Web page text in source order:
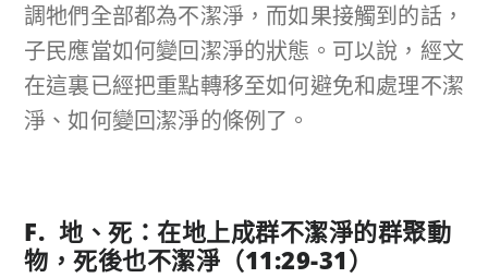
調牠們全部都為不潔淨，而如果接觸到的話，
子民應當如何變回潔淨的狀態。可以說，經文
在這裏已經把重點轉移至如何避免和處理不潔
淨、如何變回潔淨的條例了。
F. 地、死：在地上成群不潔淨的群聚動
物，死後也不潔淨（11:29-31）